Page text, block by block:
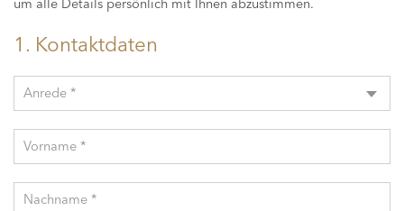
um alle Details persönlich mit Ihnen abzustimmen.
1. Kontaktdaten
Anrede *
Vorname *
Nachname *